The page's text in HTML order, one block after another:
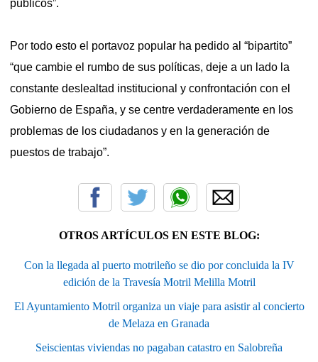
públicos”.
Por todo esto el portavoz popular ha pedido al “bipartito”
“que cambie el rumbo de sus políticas, deje a un lado la
constante deslealtad institucional y confrontación con el
Gobierno de España, y se centre verdaderamente en los
problemas de los ciudadanos y en la generación de
puestos de trabajo”.
OTROS ARTÍCULOS EN ESTE BLOG:
Con la llegada al puerto motrileño se dio por concluida la IV
edición de la Travesía Motril Melilla Motril
El Ayuntamiento Motril organiza un viaje para asistir al concierto
de Melaza en Granada
Seiscientas viviendas no pagaban catastro en Salobreña